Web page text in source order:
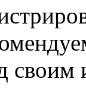
своим